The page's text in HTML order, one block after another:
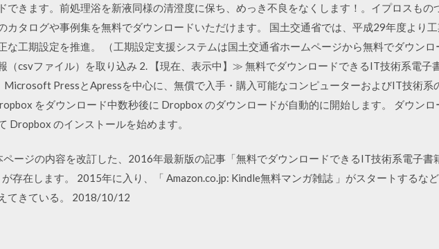
できます。前処理浴を新液同様の清澄度に保ち、めっき不良をなくします！。イプロスもの
カタログや事例集を無料でダウンロードいただけます。 国土交通省では、平成29年度より
な工期設定を推進。 （工期設定支援システムは国土交通省ホームページから無料でダウンロ
（csvファイル）を取り込み 2. 【現在、表示中】≫ 無料でダウンロードできるIT技術系電子
Microsoft PressとApressを中心に、無償で入手・購入可能なコンピューターおよびIT技術系
をダウンロード中数秒後に Dropbox のダウンロードが自動的に開始します。 ダウンロ
Dropbox のインストールを始めます。
ージの内容を改訂した、2016年最新版の記事「無料でダウンロードできるIT技術系電子書
存在します。 2015年に入り、「 Amazon.co.jp: Kindle無料マンガ雑誌 」がスタートするな
てきている。 2018/10/12